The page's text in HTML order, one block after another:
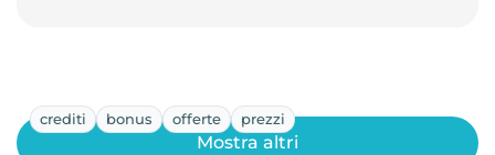
crediti bonus offerte prezzi
Mostra altri